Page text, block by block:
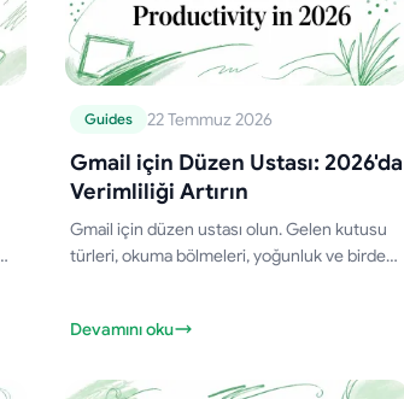
Guides 22 Temmuz 2026
Gmail için Düzen Ustası: 2026'da
Verimliliği Artırın
Gmail için düzen ustası olun. Gelen kutusu
türleri, okuma bölmeleri, yoğunluk ve birden
görünümleri özelleştirin.
Devamını oku